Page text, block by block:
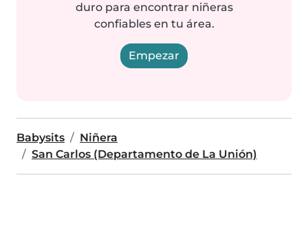
duro para encontrar niñeras
confiables en tu área.
Empezar
Babysits
Niñera
San Carlos (Departamento de La Unión)